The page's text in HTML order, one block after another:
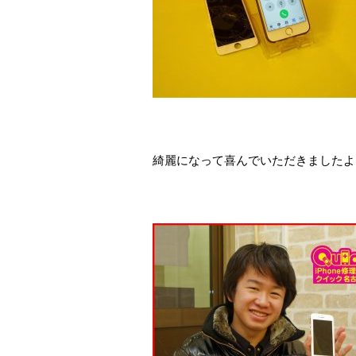
綺麗になって喜んでいただきました